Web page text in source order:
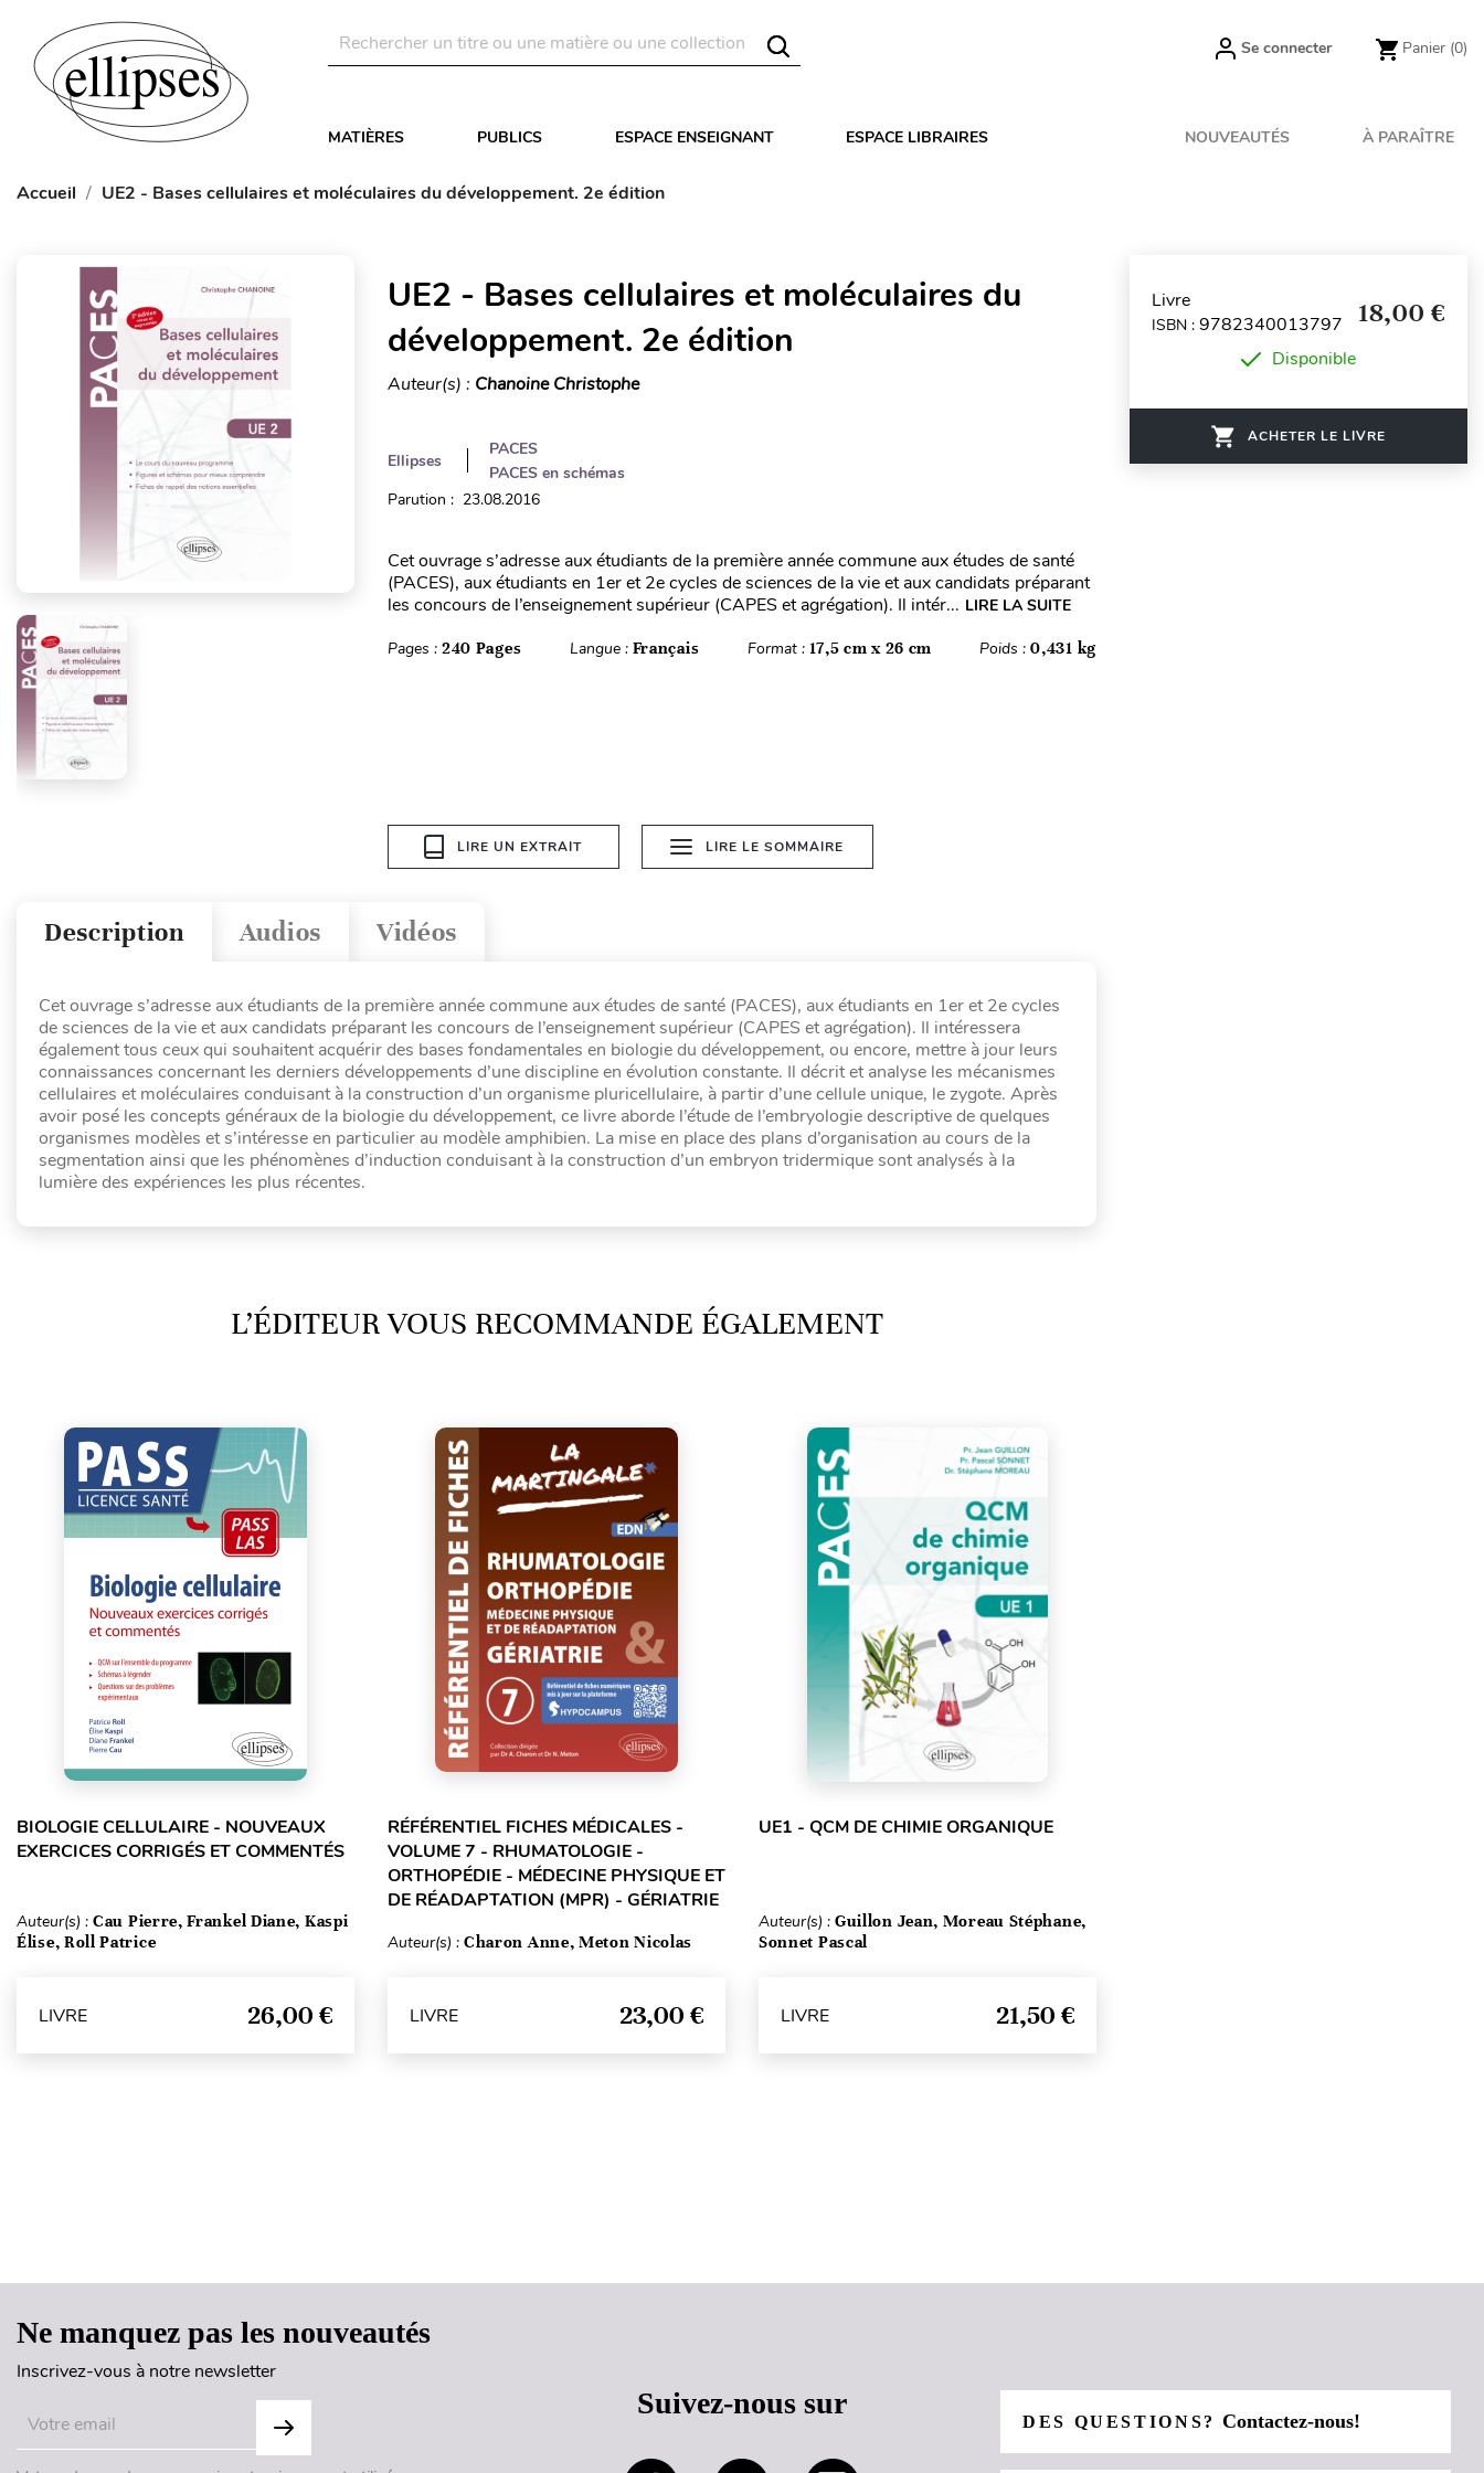
Se connecter Panier (0)
MATIÈRES PUBLICS ESPACE ENSEIGNANT ESPACE LIBRAIRES NOUVEAUTÉS À PARAÎTRE
Accueil UE2 - Bases cellulaires et moléculaires du développement. 2e édition
UE2 - Bases cellulaires et moléculaires du
développement. 2e édition
Auteur(s) : Chanoine Christophe
Ellipses
PACES
PACES en schémas
Parution : 23.08.2016
Cet ouvrage s’adresse aux étudiants de la première année commune aux études de santé
(PACES), aux étudiants en 1er et 2e cycles de sciences de la vie et aux candidats préparant
les concours de l’enseignement supérieur (CAPES et agrégation). Il intér... LIRE LA SUITE
Pages : 240 Pages Langue : Français Format : 17,5 cm x 26 cm Poids :0,431 kg
LIRE UN EXTRAIT LIRE LE SOMMAIRE
Vidéos
Audios
Description
Cet ouvrage s’adresse aux étudiants de la première année commune aux études de santé (PACES), aux étudiants en 1er et 2e cycles
de sciences de la vie et aux candidats préparant les concours de l’enseignement supérieur (CAPES et agrégation). Il intéressera
également tous ceux qui souhaitent acquérir des bases fondamentales en biologie du développement, ou encore, mettre à jour leurs
connaissances concernant les derniers développements d’une discipline en évolution constante. Il décrit et analyse les mécanismes
cellulaires et moléculaires conduisant à la construction d’un organisme pluricellulaire, à partir d’une cellule unique, le zygote. Après
avoir posé les concepts généraux de la biologie du développement, ce livre aborde l’étude de l’embryologie descriptive de quelques
organismes modèles et s’intéresse en particulier au modèle amphibien. La mise en place des plans d’organisation au cours de la
segmentation ainsi que les phénomènes d’induction conduisant à la construction d’un embryon tridermique sont analysés à la
lumière des expériences les plus récentes.
L’ÉDITEUR VOUS RECOMMANDE ÉGALEMENT
BIOLOGIE CELLULAIRE - NOUVEAUX
EXERCICES CORRIGÉS ET COMMENTÉS
Auteur(s) : Cau Pierre, Frankel Diane, Kaspi
Élise, Roll Patrice
LIVRE 26,00 €
RÉFÉRENTIEL FICHES MÉDICALES -
VOLUME 7 - RHUMATOLOGIE -
ORTHOPÉDIE - MÉDECINE PHYSIQUE ET
DE RÉADAPTATION (MPR) - GÉRIATRIE
Auteur(s) : Charon Anne, Meton Nicolas
LIVRE 23,00 €
UE1 - QCM DE CHIMIE ORGANIQUE
Auteur(s) : Guillon Jean, Moreau Stéphane,
Sonnet Pascal
LIVRE 21,50 €
Livre
ISBN : 9782340013797 18,00 €
Disponible
ACHETER LE LIVRE
Ne manquez pas les nouveautés
Inscrivez-vous à notre newsletter
Suivez-nous sur
DES QUESTIONS?Contactez-nous!